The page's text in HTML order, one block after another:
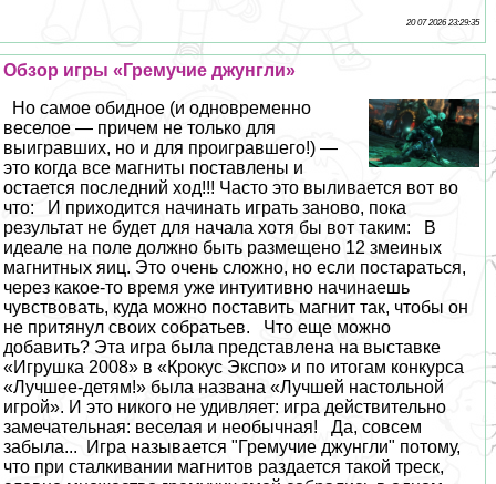
20 07 2026 23:29:35
Обзор игры «Гремучие джунгли»
Но самое обидное (и одновременно
веселое — причем не только для
выигравших, но и для проигравшего!) —
это когда все магниты поставлены и
остается последний ход!!! Часто это выливается вот во
что: И приходится начинать играть заново, пока
результат не будет для начала хотя бы вот таким: В
идеале на поле должно быть размещено 12 змеиных
магнитных яиц. Это очень сложно, но если постараться,
через какое-то время уже интуитивно начинаешь
чувствовать, куда можно поставить магнит так, чтобы он
не притянул своих собратьев. Что еще можно
добавить? Эта игра была представлена на выставке
«Игрушка 2008» в «Крокус Экспо» и по итогам конкурса
«Лучшее-детям!» была названа «Лучшей настольной
игрой». И это никого не удивляет: игра действительно
замечательная: веселая и необычная! Да, совсем
забыла... Игра называется "Гремучие джунгли" потому,
что при сталкивании магнитов раздается такой треск,